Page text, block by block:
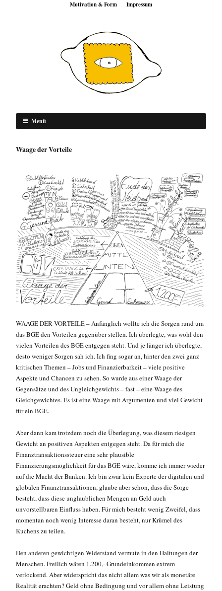
Motivation & Form Impressum
Menü
Waage der Vorteile
WAAGE DER VORTEILE – Anfänglich wollte ich die Sorgen rund um
das BGE den Vorteilen gegenüber stellen. Ich überlegte, was wohl den
vielen Vorteilen des BGE entgegen steht. Und je länger ich überlegte,
desto weniger Sorgen sah ich. Ich fing sogar an, hinter den zwei ganz
kritischen Themen – Jobs und Finanzierbarkeit – viele positive
Aspekte und Chancen zu sehen. So wurde aus einer Waage der
Gegensätze und des Ungleichgewichts – fast – eine Waage des
Gleichgewichtes. Es ist eine Waage mit Argumenten und viel Gewicht
für ein BGE.
Aber dann kam trotzdem noch die Überlegung, was diesem riesigen
Gewicht an positiven Aspekten entgegen steht. Da für mich die
Finanztransaktionssteuer eine sehr plausible
Finanzierungsmöglichkeit für das BGE wäre, komme ich immer wieder
auf die Macht der Banken. Ich bin zwar kein Experte der digitalen und
globalen Finanztransaktionen, glaube aber schon, dass die Sorge
besteht, dass diese unglaublichen Mengen an Geld auch
unvorstellbaren Einfluss haben. Für mich besteht wenig Zweifel, dass
momentan noch wenig Interesse daran besteht, nur Krümel des
Kuchens zu teilen.
Den anderen gewichtigen Widerstand vermute in den Haltungen der
Menschen. Freilich wären 1.200,- Grundeinkommen extrem
verlockend. Aber widerspricht das nicht allem was wir als monetäre
Realität erachten? Geld ohne Bedingung und vor allem ohne Leistung